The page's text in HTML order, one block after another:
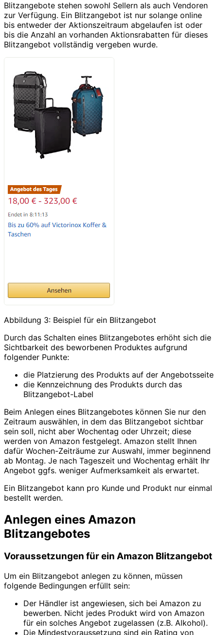
Blitzangebote stehen sowohl Sellern als auch Vendoren
zur Verfügung. Ein Blitzangebot ist nur solange online
bis entweder der Aktionszeitraum abgelaufen ist oder
bis die Anzahl an vorhanden Aktionsrabatten für dieses
Blitzangebot vollständig vergeben wurde.
Abbildung 3: Beispiel für ein Blitzangebot
Durch das Schalten eines Blitzangebotes erhöht sich die
Sichtbarkeit des beworbenen Produktes aufgrund
folgender Punkte:
die Platzierung des Produkts auf der Angebotsseite
die Kennzeichnung des Produkts durch das
Blitzangebot-Label
Beim Anlegen eines Blitzangebotes können Sie nur den
Zeitraum auswählen, in dem das Blitzangebot sichtbar
sein soll, nicht aber Wochentag oder Uhrzeit; diese
werden von Amazon festgelegt. Amazon stellt Ihnen
dafür Wochen-Zeiträume zur Auswahl, immer beginnend
ab Montag. Je nach Tageszeit und Wochentag erhält Ihr
Angebot ggfs. weniger Aufmerksamkeit als erwartet.
Ein Blitzangebot kann pro Kunde und Produkt nur einmal
bestellt werden.
Anlegen eines Amazon
Blitzangebotes
Voraussetzungen für ein Amazon Blitzangebot
Um ein Blitzangebot anlegen zu können, müssen
folgende Bedingungen erfüllt sein:
Der Händler ist angewiesen, sich bei Amazon zu
bewerben. Nicht jedes Produkt wird von Amazon
für ein solches Angebot zugelassen (z.B. Alkohol).
Die Mindestvoraussetzung sind ein Rating von